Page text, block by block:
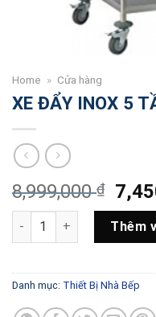
Home » Cửa hàng
XE ĐẨY INOX 5
8,999,000₫
Giá
gốc
là:
XE ĐẨY INOX 5 TẦNG số
Thêm
Danh mục: Thiết Bị Nhà Bếp